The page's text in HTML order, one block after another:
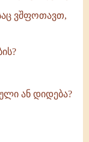
ვშფოთავთ,
ან დიდება?